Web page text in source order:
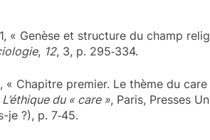
« Genèse et structure du champ
, 12, 3, p. 295‑334.
« Chapitre premier. Le thème du
L’éthique du « care », Paris, Presses
je ?), p. 7‑45.